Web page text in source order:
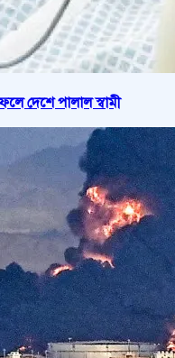
দেশে পালাল স্বামী